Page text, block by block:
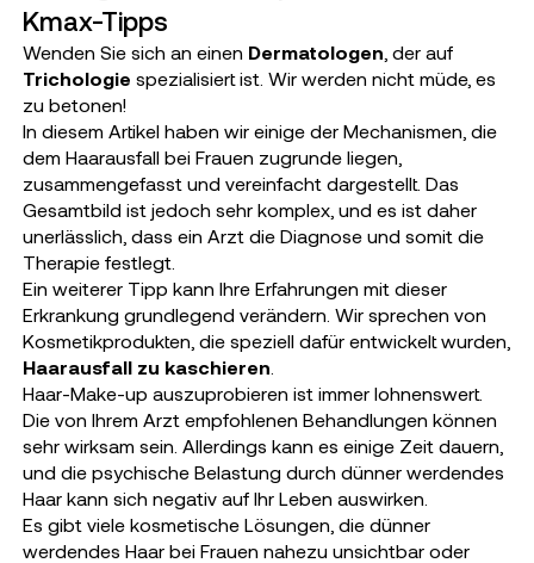
Kmax-Tipps
Wenden Sie sich an einen Dermatologen , der auf
Trichologie spezialisiert ist. Wir werden nicht müde, es
zu betonen!
In diesem Artikel haben wir einige der Mechanismen, die
dem Haarausfall bei Frauen zugrunde liegen,
zusammengefasst und vereinfacht dargestellt. Das
Gesamtbild ist jedoch sehr komplex, und es ist daher
unerlässlich, dass ein Arzt die Diagnose und somit die
Therapie festlegt.
Ein weiterer Tipp kann Ihre Erfahrungen mit dieser
Erkrankung grundlegend verändern. Wir sprechen von
Kosmetikprodukten, die speziell dafür entwickelt wurden,
Haarausfall zu kaschieren
Haar-Make-up auszuprobieren ist immer lohnenswert.
Die von Ihrem Arzt empfohlenen Behandlungen können
sehr wirksam sein. Allerdings kann es einige Zeit dauern,
und die psychische Belastung durch dünner werdendes
Haar kann sich negativ auf Ihr Leben auswirken.
Es gibt viele kosmetische Lösungen, die dünner
werdendes Haar bei Frauen nahezu unsichtbar oder